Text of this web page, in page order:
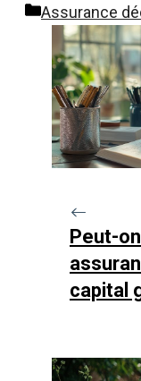
Catégories
Assurance
Peut-
capital